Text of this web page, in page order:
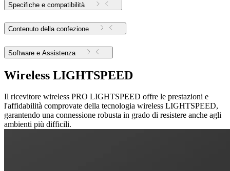
Specifiche e compatibilità
Contenuto della confezione
Software e Assistenza
Wireless LIGHTSPEED
Il ricevitore wireless PRO LIGHTSPEED offre le prestazioni e
l'affidabilità comprovate della tecnologia wireless LIGHTSPEED,
garantendo una connessione robusta in grado di resistere anche agli
ambienti più difficili.